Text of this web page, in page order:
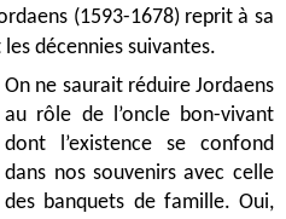
(1593-1678) reprit à sa
décennies suivantes.
On ne saurait réduire Jordaens
au rôle de l’oncle bon-vivant
dont l’existence se confond
dans nos souvenirs avec celle
des banquets de famille. Oui,